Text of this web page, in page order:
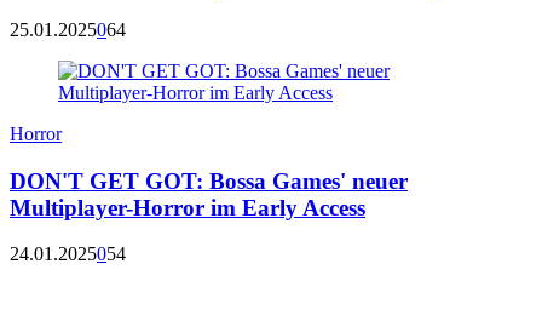
25.01.2025064
Horror
DON'T GET GOT: Bossa Games' neuer
Multiplayer-Horror im Early Access
24.01.2025054